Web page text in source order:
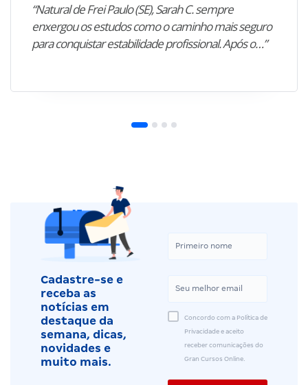
“Natural de Frei Paulo (SE), Sarah C. sempre
enxergou os estudos como o caminho mais seguro
para conquistar estabilidade profissional. Após o…”
Cadastre-se e
receba as
notícias em
destaque da
semana, dicas,
novidades e
muito mais.
Concordo com a Política de
Privacidade e aceito
receber comunicações do
Gran Cursos Online.